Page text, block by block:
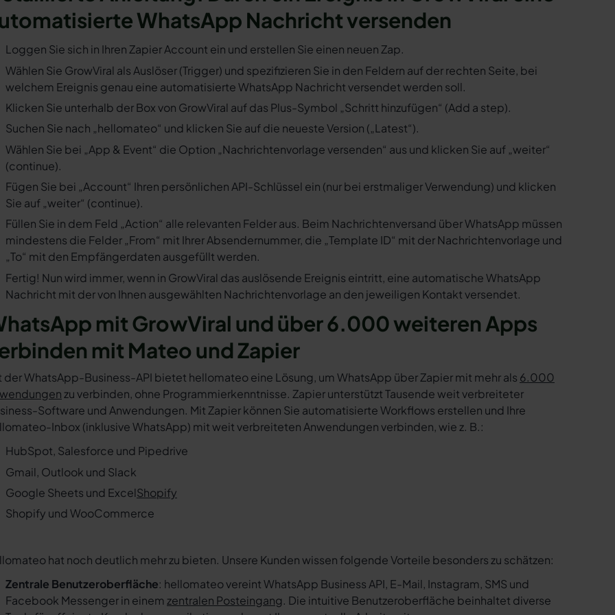
WhatsApp Nachricht versenden
Loggen Sie sich in Ihren Zapier Account ein und erstellen Sie einen neuen Zap.
Wählen Sie GrowViral als Auslöser (Trigger) und spezifizieren Sie in den Feldern auf der rechten Seite, bei
welchem Ereignis genau eine automatisierte WhatsApp Nachricht versendet werden soll.
Klicken Sie unterhalb der Box von GrowViral auf das Plus-Symbol „Schritt hinzufügen“ (Add a step).
Suchen Sie nach „hellomateo“ und klicken Sie auf die neueste Version („Latest“).
Wählen Sie bei „App & Event“ die Option „Nachrichtenvorlage versenden“ aus und klicken Sie auf „weiter“
(continue).
Fügen Sie bei „Account“ Ihren persönlichen API-Schlüssel ein (nur bei erstmaliger Verwendung) und klicken
Sie auf „weiter“ (continue).
Füllen Sie in dem Feld „Action“ alle relevanten Felder aus. Beim Nachrichtenversand über WhatsApp müssen
mindestens die Felder „From“ mit Ihrer Absendernummer, die „Template ID“ mit der Nachrichtenvorlage und
„To“ mit den Empfängerdaten ausgefüllt werden.
Fertig! Nun wird immer, wenn in GrowViral das auslösende Ereignis eintritt, eine automatische WhatsApp
Nachricht mit der von Ihnen ausgewählten Nachrichtenvorlage an den jeweiligen Kontakt versendet.
mit GrowViral und über 6.000 weiteren Apps
mit Mateo und Zapier
der WhatsApp-Business-API bietet hellomateo eine Lösung, um WhatsApp über Zapier mit mehr als 6.000
zu verbinden, ohne Programmierkenntnisse. Zapier unterstützt Tausende weit verbreiteter
Software und Anwendungen. Mit Zapier können Sie automatisierte Workflows erstellen und Ihre
Inbox (inklusive WhatsApp) mit weit verbreiteten Anwendungen verbinden, wie z. B.:
HubSpot, Salesforce und Pipedrive
Gmail, Outlook und Slack
Google Sheets und ExcelShopify
Shopify und WooCommerce
hat noch deutlich mehr zu bieten. Unsere Kunden wissen folgende Vorteile besonders zu schätzen:
Zentrale Benutzeroberfläche: hellomateo vereint WhatsApp Business API, E-Mail, Instagram, SMS und
Facebook Messenger in einem zentralen Posteingang. Die intuitive Benutzeroberfläche beinhaltet diverse